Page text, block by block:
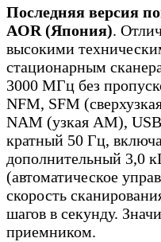
Последняя версия
AOR (Япония).
высокими
стационарным
3000 МГц без
NFM, SFM
NAM (узкая AM),
кратный 50 Гц,
дополнительный 3,0
(автоматическое
скорость
шагов в секунду.
приемником.